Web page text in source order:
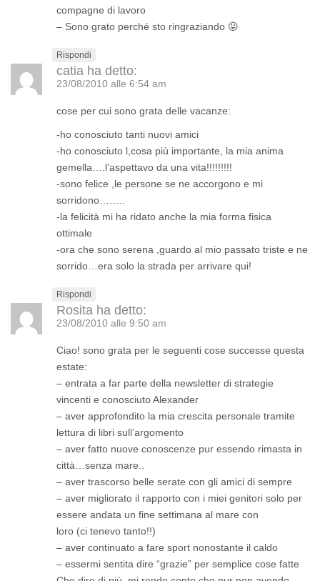
compagne di lavoro
– Sono grato perché sto ringraziando 😛
Rispondi
catia ha detto:
23/08/2010 alle 6:54 am
cose per cui sono grata delle vacanze:
-ho conosciuto tanti nuovi amici
-ho conosciuto l,cosa più importante, la mia anima
gemella….l’aspettavo da una vita!!!!!!!!!
-sono felice ,le persone se ne accorgono e mi
sorridono……..
-la felicità mi ha ridato anche la mia forma fisica
ottimale
-ora che sono serena ,guardo al mio passato triste e ne
sorrido…era solo la strada per arrivare qui!
Rispondi
Rosita ha detto:
23/08/2010 alle 9:50 am
Ciao! sono grata per le seguenti cose successe questa
estate:
– entrata a far parte della newsletter di strategie
vincenti e conosciuto Alexander
– aver approfondito la mia crescita personale tramite
lettura di libri sull’argomento
– aver fatto nuove conoscenze pur essendo rimasta in
città…senza mare..
– aver trascorso belle serate con gli amici di sempre
– aver migliorato il rapporto con i miei genitori solo per
essere andata un fine settimana al mare con
loro (ci tenevo tanto!!)
– aver continuato a fare sport nonostante il caldo
– essermi sentita dire “grazie” per semplice cose fatte